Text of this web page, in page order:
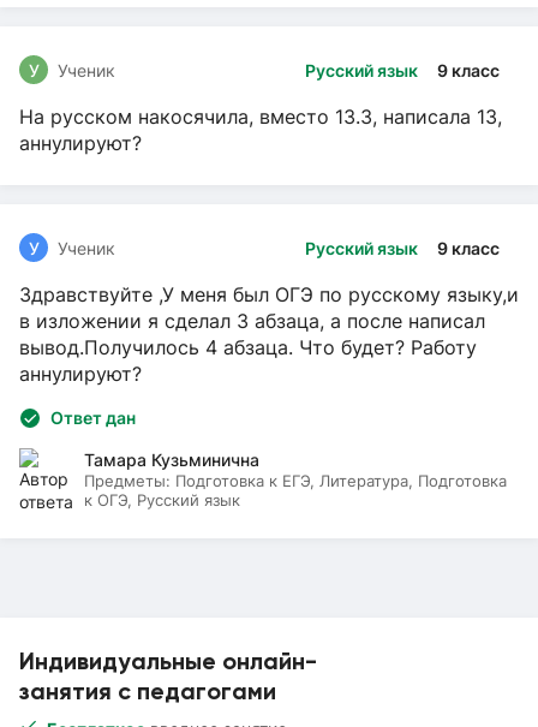
Индивидуальные онлайн-
занятия с педагогами
Русский язык 9 класс
У Ученик
На русском накосячила, вместо 13.3, написала 13,
аннулируют?
Русский язык 9 класс
У Ученик
Здравствуйте ,У меня был ОГЭ по русскому языку,и
в изложении я сделал 3 абзаца, а после написал
вывод.Получилось 4 абзаца. Что будет? Работу
аннулируют?
Ответ дан
Тамара Кузьминична
Предметы: Подготовка к ЕГЭ, Литература, Подготовка
к ОГЭ, Русский язык